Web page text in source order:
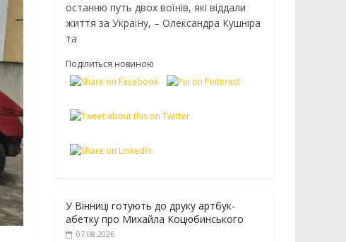
останню путь двох воїнів, які віддали
життя за Україну, – Олександра Кушніра
та
Поділиться новиною
У Вінниці готують до друку артбук-
абетку про Михайла Коцюбинського
07.08.2026